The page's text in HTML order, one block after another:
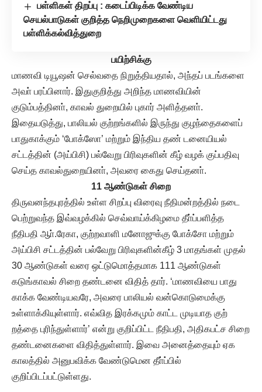
பள்ளிகள் திறப்பு : கடைப்பிடிக்க வேண்டிய
செயல்பாடுகள் குறித்த நெறிமுறைகளை வெளியிட்டது
பள்ளிக்கல்வித்துறை
பயிற்சிக்கு
மாணவி டியூஷன் செல்வதை நிறுத்தியதால், அந்தப் படங்களை
அவா் பரப்பினார். இதுகுறித்து அறிந்த மாணவியின்
குடும்பத்தினா், காவல் துறையில் புகார் அளித்தனா்.
இதையடுத்து, பாலியல் குற்றங்களில் இருந்து குழந்தைகளைப்
பாதுகாக்கும் ‘போக்ஸோ’ மற்றும் இந்திய தண் டனையியல்
சட்டத்தின் (அய்பிசி) பல்வேறு பிரிவுகளின் கீழ் வழக் குப்பதிவு
செய்த காவல்துறையினா், அவரை கைது செய்தனா்.
11 ஆண்டுகள் சிறை
திருவனந்தபுரத்தில் உள்ள சிறப்பு விரைவு நீதிமன்றத்தில் நடை
பெற்றுவந்த இவ்வழக்கில் செவ்வாய்க்கிழமை தீா்ப்பளித்த
நீதிபதி ஆா்.ரேகா, குற்றவாளி மனோஜுக்கு போக்சோ மற்றும்
அய்பிசி சட்டத்தின் பல்வேறு பிரிவுகளின்கீழ் 3 மாதங்கள் முதல்
30 ஆண்டுகள் வரை ஒட்டுமொத்தமாக 111 ஆண்டுகள்
கடுங்காவல் சிறை தண்டனை விதித் தார். ‘மாணவியை பாது
காக்க வேண்டியவரே, அவரை பாலியல் வன்கொடுமைக்கு
உள்ளாக்கியுள்ளார். எவ்வித இரக்கமும் காட்ட முடியாத குற்
றத்தை புரிந்துள்ளார்’ என்று குறிப்பிட்ட நீதிபதி, அதிகபட்ச சிறை
தண்டனைகளை விதித்துள்ளார். இவை அனைத்தையும் ஏக
காலத்தில் அனுபவிக்க வேண்டுமென தீா்ப்பில்
குறிப்பிடப்பட்டுள்ளது.